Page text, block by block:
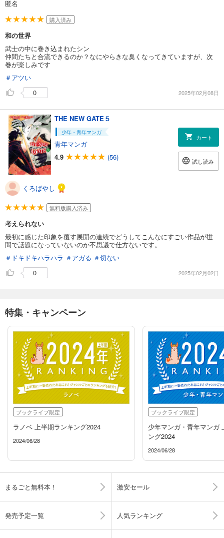
匿名
購入済み
和の世界
武士の中に巻き込まれたシン
仲間たちと合流できるのか？なにやらきな臭くなってきていますが、次
巻が楽しみです
＃アツい
0
2025年02月08日
THE NEW GATE５
少年・青年マンガ
青年マンガ
4.9
(56)
カート
試し読み
くろばやし
無料版購入済み
考えられない
最初に感じた印象を覆す展開の連続でどうしてこんなにすごい作品が世
間で話題になっていないのか不思議で仕方ないです。
＃ドキドキハラハラ ＃アガる ＃切ない
0
2025年02月02日
特集・キャンペーン
ブックライブ限定
ラノベ 上半期ランキング2024
2024/06/28
ブックライブ限定
少年マンガ・青年マンガ
ング2024
2024/06/28
まるごと無料本！ 激安セール
発売予定一覧 人気ランキング